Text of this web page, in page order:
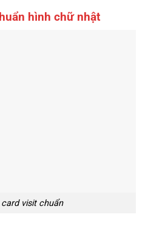
hình chữ nhật
visit chuẩn